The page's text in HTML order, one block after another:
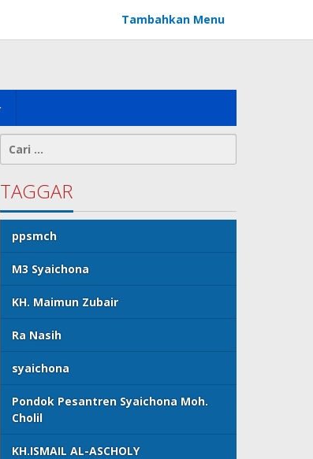
Tambahkan Menu
untuk:
TAGGAR
ppsmch
M3 Syaichona
KH. Maimun Zubair
Ra Nasih
syaichona
Pondok Pesantren Syaichona Moh.
Cholil
KH.ISMAIL AL-ASCHOLY